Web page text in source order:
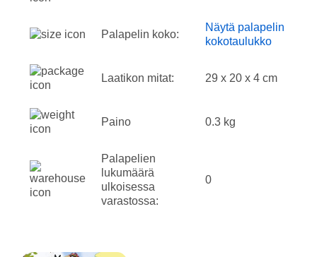
Palapelin koko:
Näytä palapelin
kokotaulukko
Laatikon mitat: 29 x 20 x 4 cm
Paino 0.3 kg
Palapelien
lukumäärä
ulkoisessa
varastossa:
0